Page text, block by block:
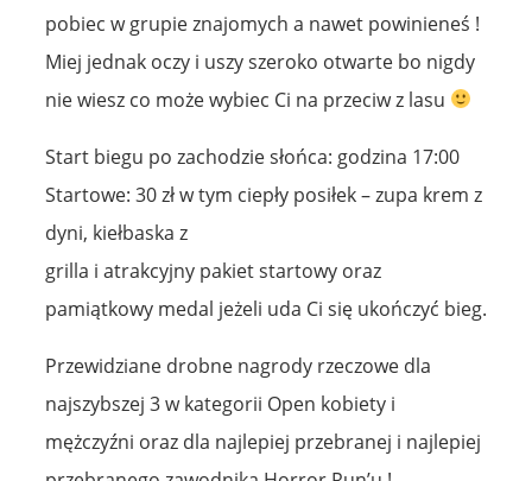
pobiec w grupie znajomych a nawet powinieneś !
Miej jednak oczy i uszy szeroko otwarte bo nigdy
nie wiesz co może wybiec Ci na przeciw z lasu
Start biegu po zachodzie słońca: godzina 17:00
Startowe: 30 zł w tym ciepły posiłek – zupa krem z
dyni, kiełbaska z
grilla i atrakcyjny pakiet startowy oraz
pamiątkowy medal jeżeli uda Ci się ukończyć bieg.
Przewidziane drobne nagrody rzeczowe dla
najszybszej 3 w kategorii Open kobiety i
mężczyźni oraz dla najlepiej przebranej i najlepiej